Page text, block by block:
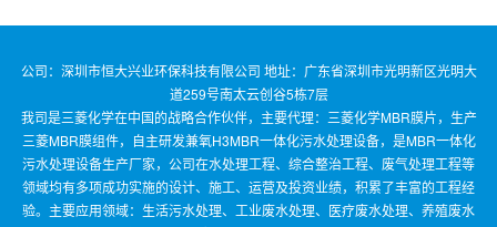
公司：深圳市恒大兴业环保科技有限公司 地址：广东省深圳市光明新区光明大
道259号南太云创谷5栋7层
我司是三菱化学在中国的战略合作伙伴，主要代理：三菱化学MBR膜片，生产
三菱MBR膜组件，自主研发兼氧H3MBR一体化污水处理设备，是MBR一体化
污水处理设备生产厂家，公司在水处理工程、综合整治工程、废气处理工程等
领域均有多项成功实施的设计、施工、运营及投资业绩，积累了丰富的工程经
验。主要应用领域：生活污水处理、工业废水处理、医疗废水处理、养殖废水